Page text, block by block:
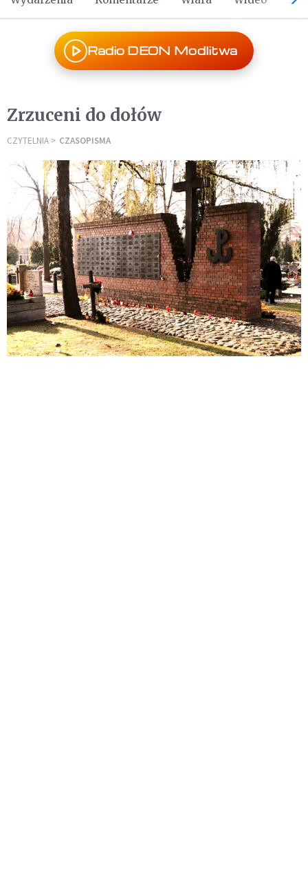
Radio DEON Modlitwa
Zrzuceni do dołów
CZYTELNIA CZASOPISMA